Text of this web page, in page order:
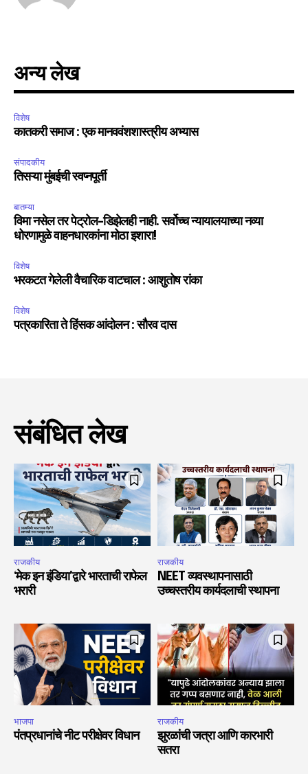
अन्य लेख
विशेष
कातकरी समाज : एक मानववंशशास्त्रीय अभ्यास
संपादकीय
तिसऱ्या मुंबईची स्वप्नपूर्ती
बातम्या
विमा नसेल तर पेट्रोल-डिझेलही नाही. सर्वोच्च न्यायालयाच्या नव्या
धोरणामुळे वाहनधारकांना मोठा इशारा!
विशेष
भरकटत गेलेली वैचारिक वाटचाल : आशुतोष रांका
विशेष
पत्रकारिता ते हिंसक आंदोलन : सौरव दास
संबंधित लेख
राजकीय
‘मेक इन इंडिया’द्वारे भारताची राफेल
भरारी
राजकीय
NEET व्यवस्थापनासाठी
उच्चस्तरीय कार्यदलाची स्थापना
भाजपा
पंतप्रधानांचे नीट परीक्षेवर विधान
राजकीय
झुरळांची जत्रा आणि कारभारी
सतरा